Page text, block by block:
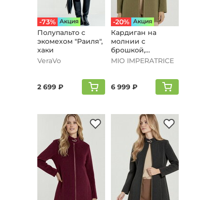
-73% Aкция
Полупальто с
экомехом "Раиля",
хаки
VeraVo
2 699 ₽
-20% Aкция
Кардиган на
молнии с
брошкой,
оливковый
MIO IMPERATRICE
6 999 ₽